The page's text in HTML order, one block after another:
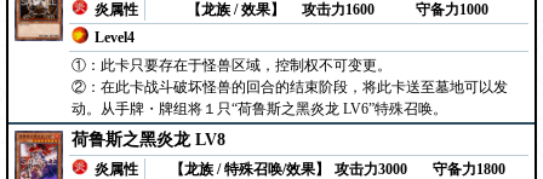
炎属性
【龙族 / 效果】
Level4
攻击力1600 守备力1000
①：此卡只要存在于怪兽区域，控制权不可变更。
②：在此卡战斗破坏怪兽的回合的结束阶段，将此卡送至墓地可以发
动。从手牌・牌组将１只“荷鲁斯之黑炎龙 LV6”特殊召唤。
荷鲁斯之黑炎龙 LV8
炎属性
【龙族 / 特殊召唤/效果】
攻击力3000 守备力1800